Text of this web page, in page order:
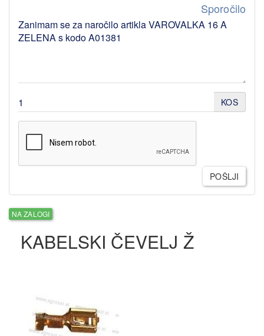
Sporočilo
KOS
POŠLJI
NA ZALOGI
KABELSKI ČEVELJ Ž